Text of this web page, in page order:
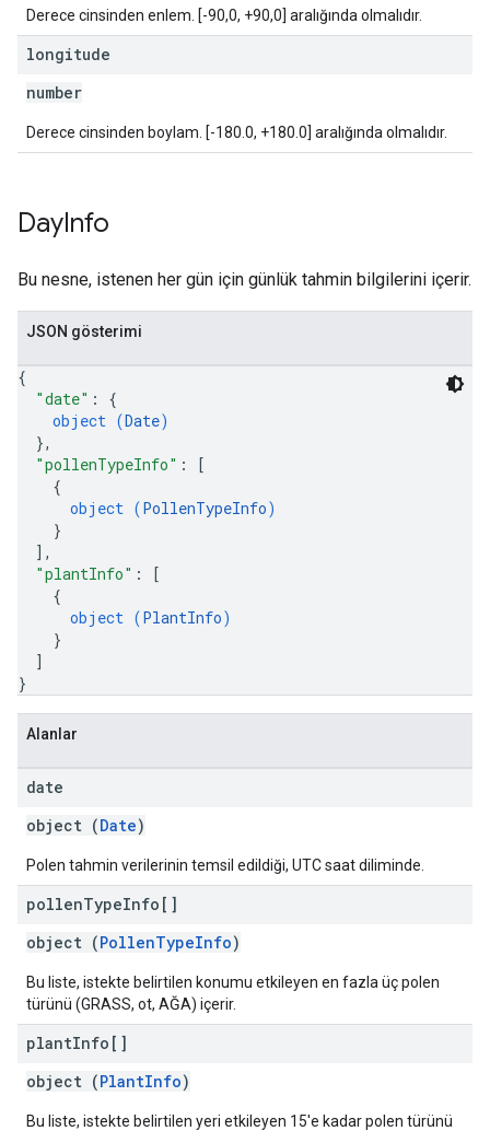
Derece cinsinden enlem. [-90,0, +90,0] aralığında olmalıdır.
longitude
number
Derece cinsinden boylam. [-180.0, +180.0] aralığında olmalıdır.
DayInfo
Bu nesne, istenen her gün için günlük tahmin bilgilerini içerir.
JSON gösterimi
{
"date" : {
object (Date)
},
"pollenTypeInfo" :
[
{
object (PollenTypeInfo)
}
] ,
"plantInfo" :
[
{
object (PlantInfo)
}
]
}
Alanlar
date
object (Date)
Polen tahmin verilerinin temsil edildiği, UTC saat diliminde.
pollenTypeInfo[]
object (PollenTypeInfo)
Bu liste, istekte belirtilen konumu etkileyen en fazla üç polen
türünü (GRASS, ot, AĞA) içerir.
plantInfo[]
object (PlantInfo)
Bu liste, istekte belirtilen yeri etkileyen 15'e kadar polen türünü